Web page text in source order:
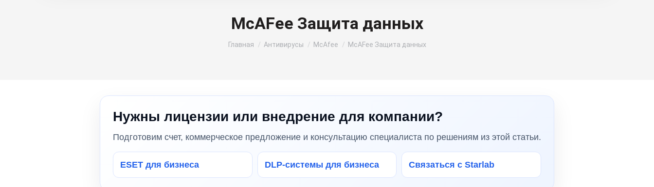
McAFee Защита данных
Вы здесь:
Главная Антивирусы McAfee McAFee Защита данных
Нужны лицензии или внедрение для компании?
Подготовим счет, коммерческое предложение и консультацию специалиста по решениям из этой статьи.
ESET для бизнеса DLP-системы для бизнеса Связаться с Starlab